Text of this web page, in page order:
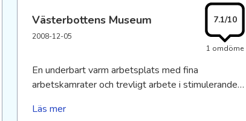
75% än hos dem på 100%. Rekommenderar inte,
utan ta vilket annat jobb som möjligt om du kan.
Västerbottens Museum
2008-12-05
7.1/10
1 omdöme
En underbart varm arbetsplats med fina
arbetskamrater och trevligt arbete i stimulerande
men är överlag överensstämmande med
Läs mer